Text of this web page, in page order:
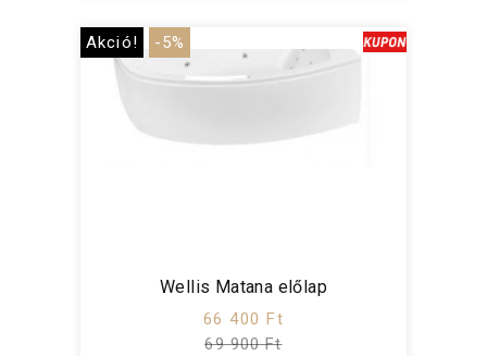
Akció! -5%
Wellis Matana előlap
66 400 Ft
69 900 Ft